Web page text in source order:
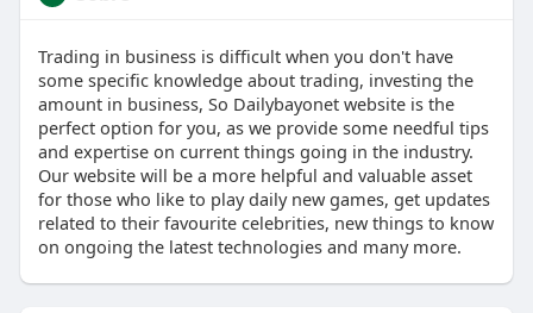
Trading in business is difficult when you don't have
some specific knowledge about trading, investing the
amount in business, So Dailybayonet website is the
perfect option for you, as we provide some needful tips
and expertise on current things going in the industry.
Our website will be a more helpful and valuable asset
for those who like to play daily new games, get updates
related to their favourite celebrities, new things to know
on ongoing the latest technologies and many more.